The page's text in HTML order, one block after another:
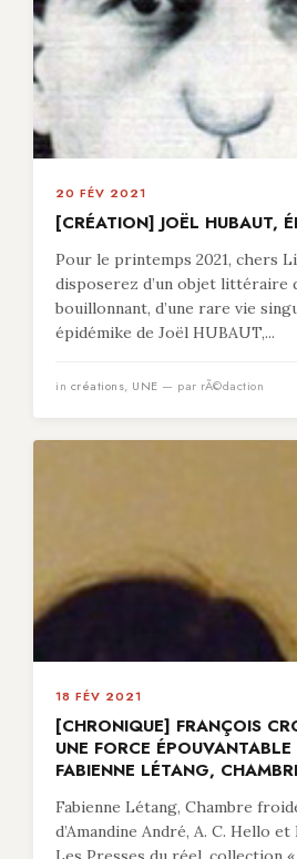
20 FÉV 2021
[CRÉATION] JOËL HUBAUT,
Pour le printemps 2021, chers
disposerez d’un objet littéraire
bouillonnant, d’une rare vie
épidémike de Joël HUBAUT,...
in créations, UNE — par rÃ©daction
18 FÉV 2021
[CHRONIQUE] FRANÇOIS
UNE FORCE
FABIENNE LÉTANG,
Fabienne Létang, Chambre
d’Amandine André, A. C. Hello